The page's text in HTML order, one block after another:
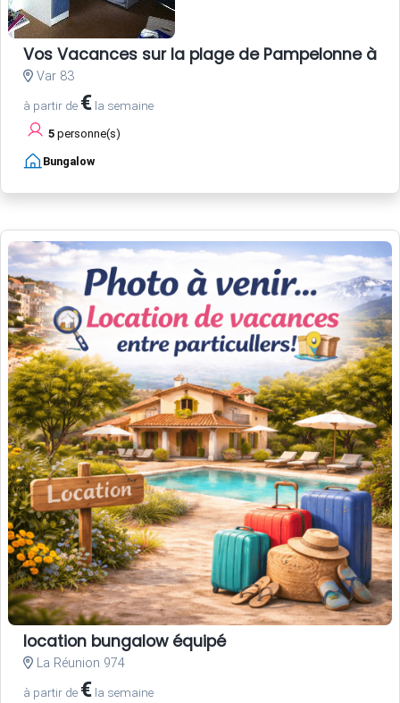
Vos Vacances sur la plage de Pampelonne à
Var 83
à partir de € la semaine
5 personne(s)
Bungalow
location bungalow équipé
La Réunion 974
à partir de € la semaine